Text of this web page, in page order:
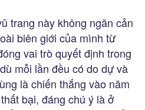
trang này không ngăn cản
biên giới của mình từ
vai trò quyết định trong
mỗi lần đều có do dự và
là chiến thắng vào năm
bại, đáng chú ý là ở